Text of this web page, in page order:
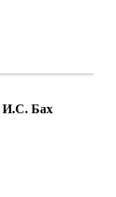
И.С. Бах